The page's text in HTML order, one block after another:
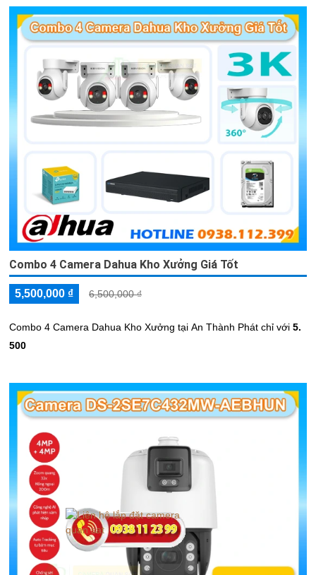
Combo 4 Camera Dahua Kho Xưởng Giá Tốt
5,500,000 ₫ 6,500,000 ₫
Combo 4 Camera Dahua Kho Xưởng tại An Thành Phát chỉ với 5.
500